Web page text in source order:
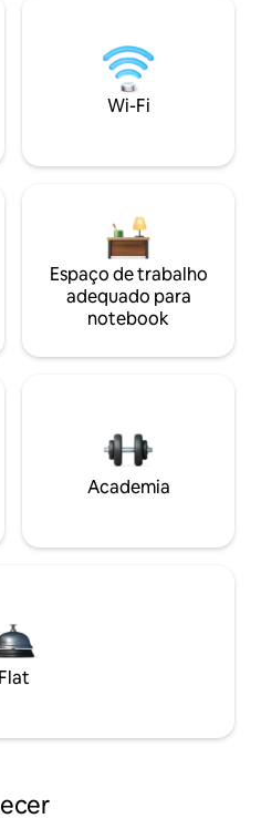
Wi-Fi
Espaço de trabalho
adequado para
notebook
Academia
Flat